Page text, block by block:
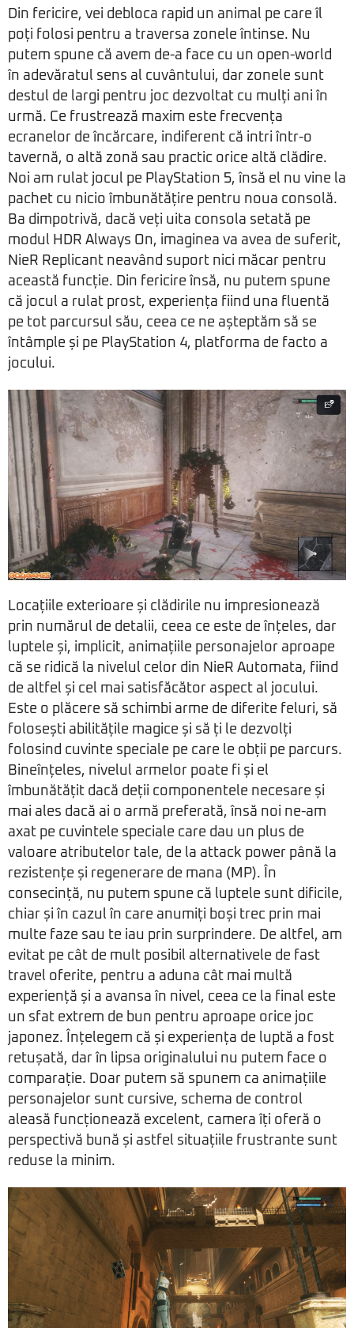
Din fericire, vei debloca rapid un animal pe care îl
poți folosi pentru a traversa zonele întinse. Nu
putem spune că avem de-a face cu un open-world
în adevăratul sens al cuvântului, dar zonele sunt
destul de largi pentru joc dezvoltat cu mulți ani în
urmă. Ce frustrează maxim este frecvența
ecranelor de încărcare, indiferent că intri într-o
tavernă, o altă zonă sau practic orice altă clădire.
Noi am rulat jocul pe PlayStation 5, însă el nu vine la
pachet cu nicio îmbunătățire pentru noua consolă.
Ba dimpotrivă, dacă veți uita consola setată pe
modul HDR Always On, imaginea va avea de suferit,
NieR Replicant neavând suport nici măcar pentru
această funcție. Din fericire însă, nu putem spune
că jocul a rulat prost, experiența fiind una fluentă
pe tot parcursul său, ceea ce ne așteptăm să se
întâmple și pe PlayStation 4, platforma de facto a
jocului.
Locațiile exterioare și clădirile nu impresionează
prin numărul de detalii, ceea ce este de înțeles, dar
luptele și, implicit, animațiile personajelor aproape
că se ridică la nivelul celor din NieR Automata, fiind
de altfel și cel mai satisfăcător aspect al jocului.
Este o plăcere să schimbi arme de diferite feluri, să
folosești abilitățile magice și să ți le dezvolți
folosind cuvinte speciale pe care le obții pe parcurs.
Bineînțeles, nivelul armelor poate fi și el
îmbunătățit dacă deții componentele necesare și
mai ales dacă ai o armă preferată, însă noi ne-am
axat pe cuvintele speciale care dau un plus de
valoare atributelor tale, de la attack power până la
rezistențe și regenerare de mana (MP). În
consecință, nu putem spune că luptele sunt dificile,
chiar și în cazul în care anumiți boși trec prin mai
multe faze sau te iau prin surprindere. De altfel, am
evitat pe cât de mult posibil alternativele de fast
travel oferite, pentru a aduna cât mai multă
experiență și a avansa în nivel, ceea ce la final este
un sfat extrem de bun pentru aproape orice joc
japonez. Înțelegem că și experiența de luptă a fost
retușată, dar în lipsa originalului nu putem face o
comparație. Doar putem să spunem ca animațiile
personajelor sunt cursive, schema de control
aleasă funcționează excelent, camera îți oferă o
perspectivă bună și astfel situațiile frustrante sunt
reduse la minim.